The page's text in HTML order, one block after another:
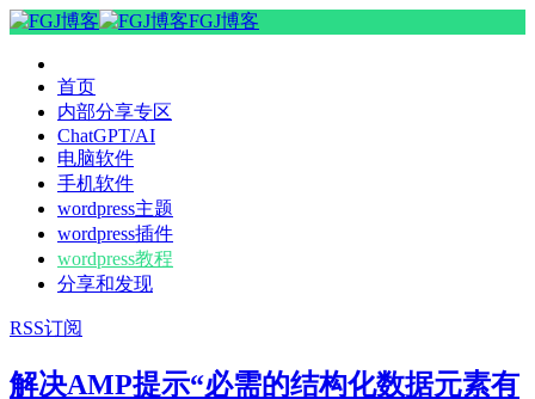
FGJ博客
首页
内部分享专区
ChatGPT/AI
电脑软件
手机软件
wordpress主题
wordpress插件
wordpress教程
分享和发现
RSS订阅
解决AMP提示“必需的结构化数据元素有